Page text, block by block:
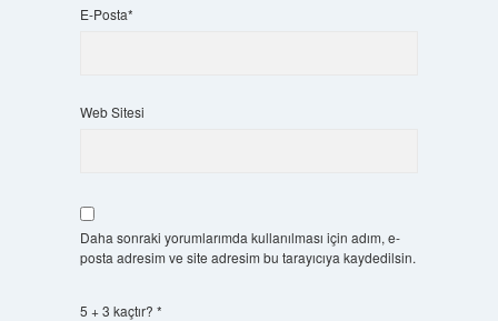
E-Posta*
Web Sitesi
Daha sonraki yorumlarımda kullanılması için adım, e-
posta adresim ve site adresim bu tarayıcıya kaydedilsin.
5 + 3 kaçtır? *